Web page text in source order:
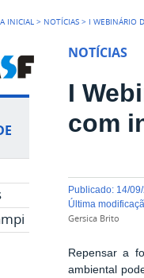
INICIAL > NOTÍCIAS > I WEBINÁRIO
NOTÍCIAS
I
com
publicado: 14/
última
Gersica Brito
Repensar a
ambiental